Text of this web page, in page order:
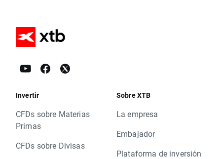
Invertir
CFDs sobre Materias
Primas
CFDs sobre Divisas
Sobre XTB
La empresa
Embajador
Plataforma de inversión